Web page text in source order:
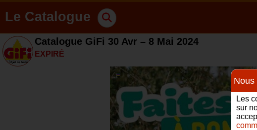
Le Catalogue
Catalogue GiFi 30 Avr – 8 Mai 2024
EXPIRÉ
Nous
Les
sur